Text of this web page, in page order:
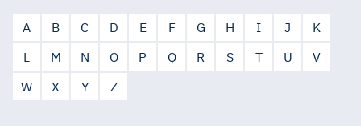
A B C D E F G H I J
K
L
M N O P Q R S T U
V
W
X Y Z